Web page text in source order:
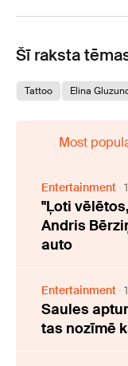
Šī raksta
Tattoo Elina
Most
Entertainment
"Ļoti
Andris
auto
Entertainment
Saules
tas nozīmē